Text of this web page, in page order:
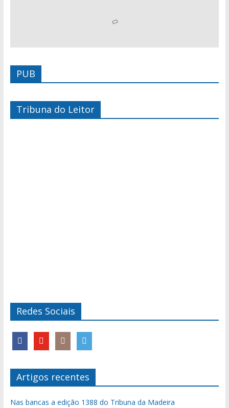
PUB
Tribuna do Leitor
Redes Sociais
Artigos recentes
Nas bancas a edição 1388 do Tribuna da Madeira